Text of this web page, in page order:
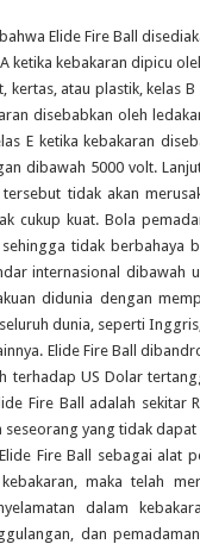
Elide Fire Ball
ketika kebakaran dipicu
kertas, atau plastik, kelas
disebabkan oleh
E ketika kebakaran
dibawah 5000 volt.
tidak akan
cukup kuat. Bola
tidak berbahaya
internasional dibawah
didunia dengan
dunia, seperti
Elide Fire Ball
terhadap US Dolar
Fire Ball adalah sekitar
seseorang yang tidak
Fire Ball sebagai alat
maka telah
dalam
dan